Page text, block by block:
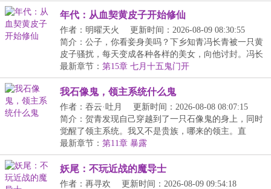
年代：从血契黄皮子开始修仙
作者：明曜天火
更新时间：2026-08-09 08:30:55
简介：公子，你看妾身美吗？下乡知青冯长青被一只黄
皮子骚扰，每天变成各种各样的美女，向他讨封。冯长
青...
最新章节： 第15章 七月十五鬼门开
我石像鬼，领主系统什么鬼
作者：吞云·吐月
更新时间：2026-08-08 08:07:15
简介：贺青发现自己穿越到了一只石像鬼的身上，同时
觉醒了领主系统。我又不是贵族，哪来的领主。直
到......
最新章节： 第11章 暴露
妖尾：不玩近战的魔导士
作者：再寻欢
更新时间：2026-08-09 09:54:18